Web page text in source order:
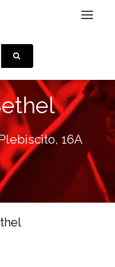
Toggle
16A